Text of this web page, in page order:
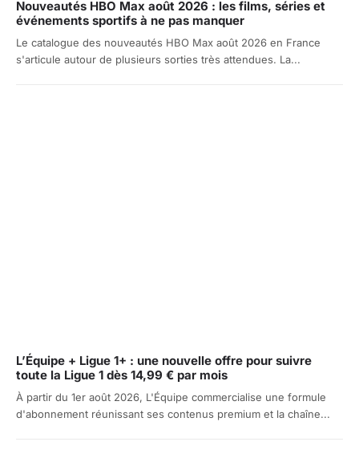
Nouveautés HBO Max août 2026 : les films, séries et
événements sportifs à ne pas manquer
Le catalogue des nouveautés HBO Max août 2026 en France
s'articule autour de plusieurs sorties très attendues. La...
L’Équipe + Ligue 1+ : une nouvelle offre pour suivre
toute la Ligue 1 dès 14,99 € par mois
À partir du 1er août 2026, L'Équipe commercialise une formule
d'abonnement réunissant ses contenus premium et la chaîne...